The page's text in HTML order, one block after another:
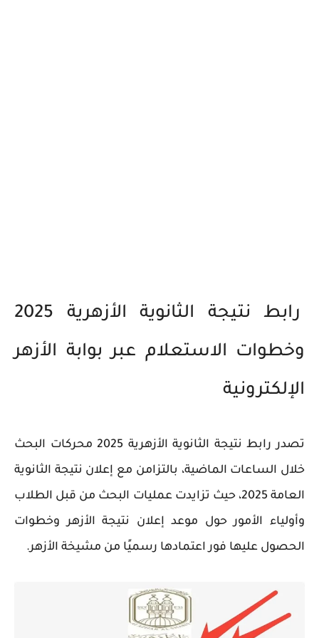
رابط نتيجة الثانوية الأزهرية 2025
وخطوات الاستعلام عبر بوابة الأزهر
الإلكترونية
تصدر رابط نتيجة الثانوية الأزهرية 2025 محركات البحث
خلال الساعات الماضية، بالتزامن مع إعلان نتيجة الثانوية
العامة 2025، حيث تزايدت عمليات البحث من قبل الطلاب
وأولياء الأمور حول موعد إعلان نتيجة الأزهر وخطوات
الحصول عليها فور اعتمادها رسميًا من مشيخة الأزهر.